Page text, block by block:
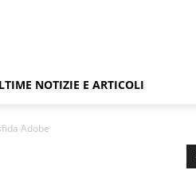
NOTIZIE E ARTICOLI
Adobe